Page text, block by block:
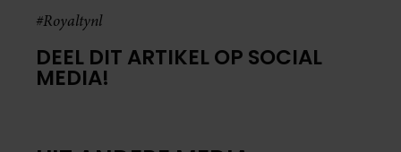
#Royaltynl
DEEL DIT ARTIKEL OP SOCIAL
MEDIA!